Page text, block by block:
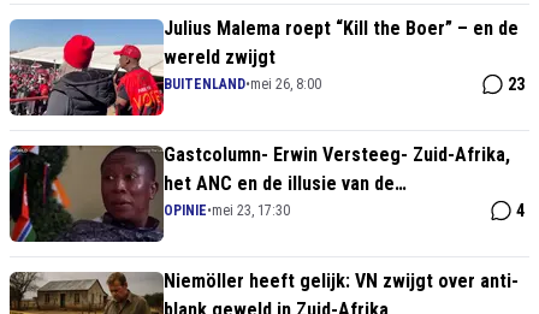
Julius Malema roept “Kill the Boer” – en de
wereld zwijgt
BUITENLAND•mei 26, 8:00 23
Gastcolumn- Erwin Versteeg- Zuid-Afrika,
het ANC en de illusie van de
regenboognatie
OPINIE•mei 23, 17:30 4
Niemöller heeft gelijk: VN zwijgt over anti-